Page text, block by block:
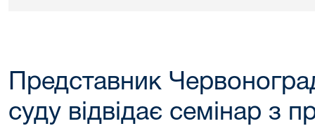
Представник
суду відвідає семінар з